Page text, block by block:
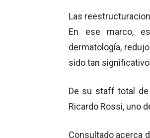
Las
En ese marco,
dermatología,
sido tan
De su staff total
Ricardo Rossi, uno
Consultado acerca